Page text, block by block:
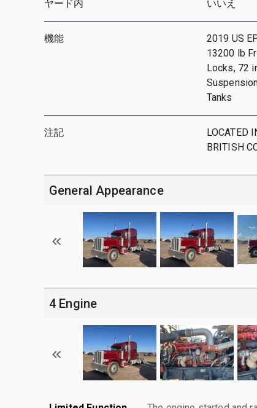
ヤード内 いいえ
機能
2019 US
13200 lb
Locks, 72
Tanks
注記
LOCATED
BRITISH
General Appearance
4 Engine